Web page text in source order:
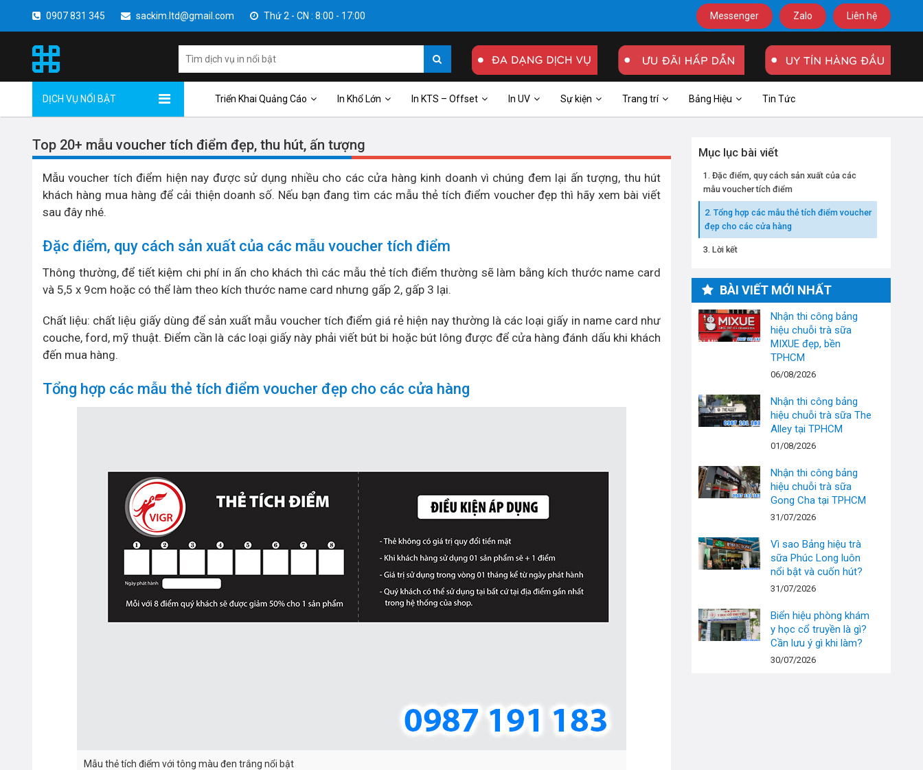
0907 831 345 sackim.ltd@gmail.com Thứ 2 - CN : 8:00 - 17:00 Messenger Zalo Liên hệ
DỊCH VỤ NỔI BẬT Triển Khai Quảng Cáo In Khổ Lớn In KTS – Offset In UV Sự kiện Trang trí Bảng Hiệu Tin Tức
Top 20+ mẫu voucher tích điểm đẹp, thu hút, ấn tượng
Mẫu voucher tích điểm hiện nay được sử dụng nhiều cho các cửa hàng kinh doanh vì chúng đem lại ấn tượng, thu hút
khách hàng mua hàng để cải thiện doanh số. Nếu bạn đang tìm các mẫu thẻ tích điểm voucher đẹp thì hãy xem bài viết
sau đây nhé.
Đặc điểm, quy cách sản xuất của các mẫu voucher tích điểm
Thông thường, để tiết kiệm chi phí in ấn cho khách thì các mẫu thẻ tích điểm thường sẽ làm bằng kích thước name card
và 5,5 x 9cm hoặc có thể làm theo kích thước name card nhưng gấp 2, gấp 3 lại.
Chất liệu: chất liệu giấy dùng để sản xuất mẫu voucher tích điểm giá rẻ hiện nay thường là các loại giấy in name card như
couche, ford, mỹ thuật. Điểm cần là các loại giấy này phải viết bút bi hoặc bút lông được để cửa hàng đánh dấu khi khách
đến mua hàng.
Tổng hợp các mẫu thẻ tích điểm voucher đẹp cho các cửa hàng
Mẫu thẻ tích điểm với tông màu đen trắng nổi bật
Mục lục bài viết
Đặc điểm, quy cách sản xuất của các
mẫu voucher tích điểm
Tổng hợp các mẫu thẻ tích điểm voucher
đẹp cho các cửa hàng
Lời kết
BÀI VIẾT MỚI NHẤT
Nhận thi công bảng
hiệu chuỗi trà sữa
MIXUE đẹp, bền
TPHCM
06/08/2026
Nhận thi công bảng
hiệu chuỗi trà sữa The
Alley tại TPHCM
01/08/2026
Nhận thi công bảng
hiệu chuỗi trà sữa
Gong Cha tại TPHCM
31/07/2026
Vì sao Bảng hiệu trà
sữa Phúc Long luôn
nổi bật và cuốn hút?
31/07/2026
Biển hiệu phòng khám
y học cổ truyền là gì?
Cần lưu ý gì khi làm?
30/07/2026